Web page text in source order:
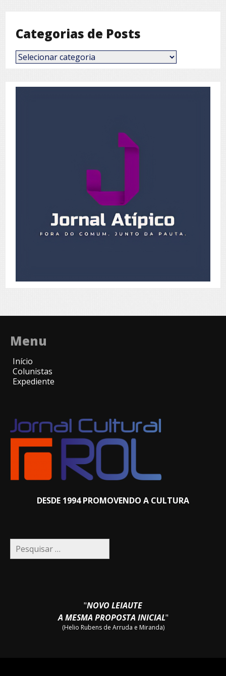
Categorias de Posts
Categorias
de
Menu
Início
Colunistas
Expediente
DESDE 1994 PROMOVENDO A CULTURA
Pesquisar
por:
"NOVO LEIAUTE
A MESMA PROPOSTA INICIAL"
(Helio Rubens de Arruda e Miranda)